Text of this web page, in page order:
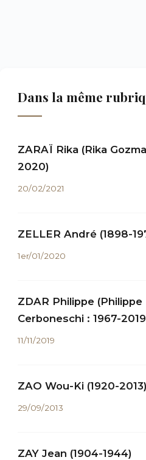
Dans la même
ZARAÏ Rika (Rika
2020)
20/02/2021
ZELLER André (1898-
1er/01/2020
ZDAR Philippe (Philippe
Cerboneschi : 1967-
11/11/2019
ZAO Wou-Ki (1920-2013)
29/09/2013
ZAY Jean (1904-1944)